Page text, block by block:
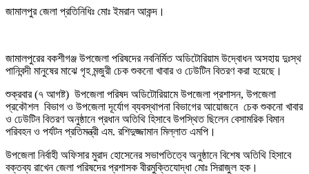
জামালপুর জেলা প্রতিনিধিঃ মোঃ ইমরান আকন্দ।
জামালপুরের বকশীগঞ্জ উপজেলা পরিষদের নবনির্মিত অডিটোরিয়াম উদ্বোধন অসহায় দুঃস্থ
পানিবন্দী মানুষের মাঝে গৃহ মন্জুরী চেক শুকনো খাবার ও ঢেউটিন বিতরণ করা হয়েছে।
শুক্রবার (৭ আগষ্ট) উপজেলা পরিষদ অডিটোরিয়ামে উপজেলা প্রশাসন, উপজেলা
প্রকৌশল বিভাগ ও উপজেলা দূর্যোগ ব্যবস্থাপনা বিভাগের আয়োজনে চেক শুকনো খাবার
ও ঢেউটিন বিতরণ অনুষ্ঠানে প্রধান অতিথি হিসাবে উপস্থিত ছিলেন বেসামরিক বিমান
পরিবহন ও পর্যটন প্রতিমন্ত্রী এম. রশিদুজ্জামান মিল্লাত এমপি।
উপজেলা নির্বাহী অফিসার মুরাদ হোসেনের সভাপতিত্বে অনুষ্ঠানে বিশেষ অতিথি হিসাবে
বক্তব্য রাখেন জেলা পরিষদের প্রশাসক বীরমুক্তিযোদ্ধা মোঃ সিরাজুল হক।